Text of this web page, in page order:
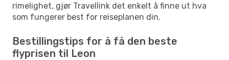
rimelighet, gjør Travellink det enkelt å finne ut hva
som fungerer best for reiseplanen din.
Bestillingstips for å få den beste
flyprisen til Leon